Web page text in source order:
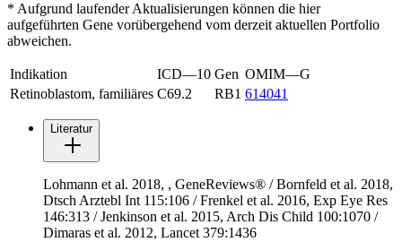
* Aufgrund laufender Aktualisierungen können die hier
aufgeführten Gene vorübergehend vom derzeit aktuellen Portfolio
abweichen.
Indikation ICD—10 Gen OMIM—G
Retinoblastom, familiäres C69.2 RB1 614041
Literatur
Lohmann et al. 2018, , GeneReviews® / Bornfeld et al. 2018,
Dtsch Arztebl Int 115:106 / Frenkel et al. 2016, Exp Eye Res
146:313 / Jenkinson et al. 2015, Arch Dis Child 100:1070 /
Dimaras et al. 2012, Lancet 379:1436